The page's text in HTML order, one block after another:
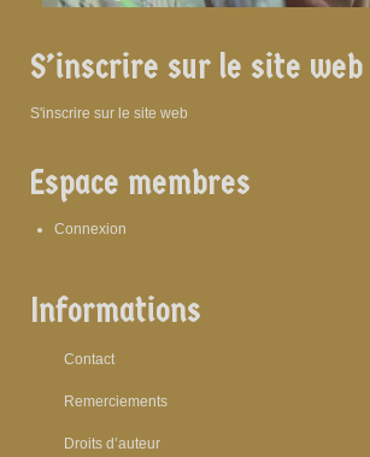
S’inscrire sur le site web
S'inscrire sur le site web
Espace membres
Connexion
Informations
Contact
Remerciements
Droits d’auteur